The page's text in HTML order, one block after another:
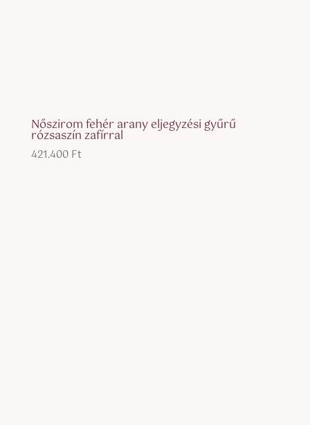
Nőszirom fehér arany eljegyzési gyűrű
rózsaszín zafírral
421.400 Ft